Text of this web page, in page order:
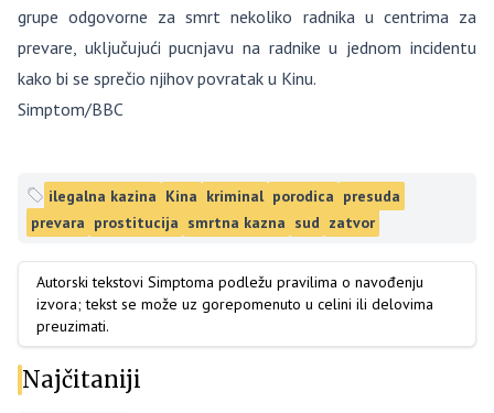
grupe odgovorne za smrt nekoliko radnika u centrima za
prevare, uključujući pucnjavu na radnike u jednom incidentu
kako bi se sprečio njihov povratak u Kinu.
Simptom/BBC
ilegalna kazina Kina kriminal porodica presuda
prevara prostitucija smrtna kazna sud zatvor
Autorski tekstovi Simptoma podležu pravilima o navođenju
izvora; tekst se može uz gorepomenuto u celini ili delovima
preuzimati.
Najčitaniji